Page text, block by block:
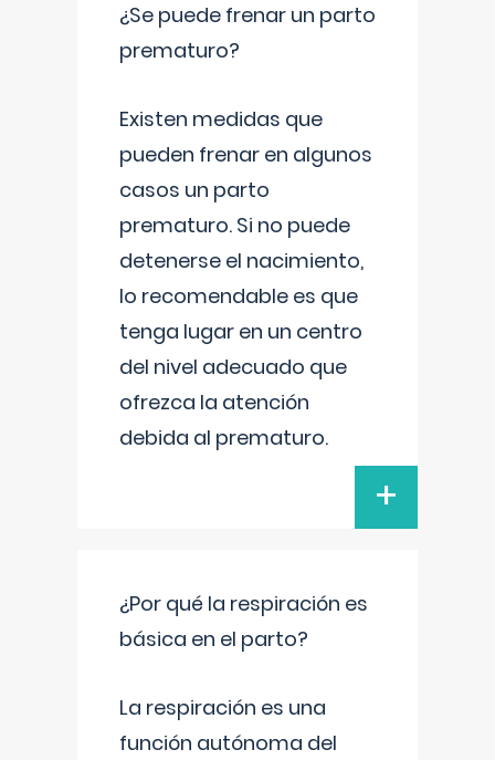
¿Se puede frenar un parto
prematuro?
Existen medidas que
pueden frenar en algunos
casos un parto
prematuro. Si no puede
detenerse el nacimiento,
lo recomendable es que
tenga lugar en un centro
del nivel adecuado que
ofrezca la atención
debida al prematuro.
+
¿Por qué la respiración es
básica en el parto?
La respiración es una
función autónoma del